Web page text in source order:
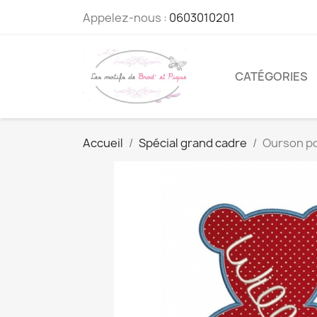
Appelez-nous : 0603010201
CATÉGORIES
Accueil Spécial grand cadre Ourson